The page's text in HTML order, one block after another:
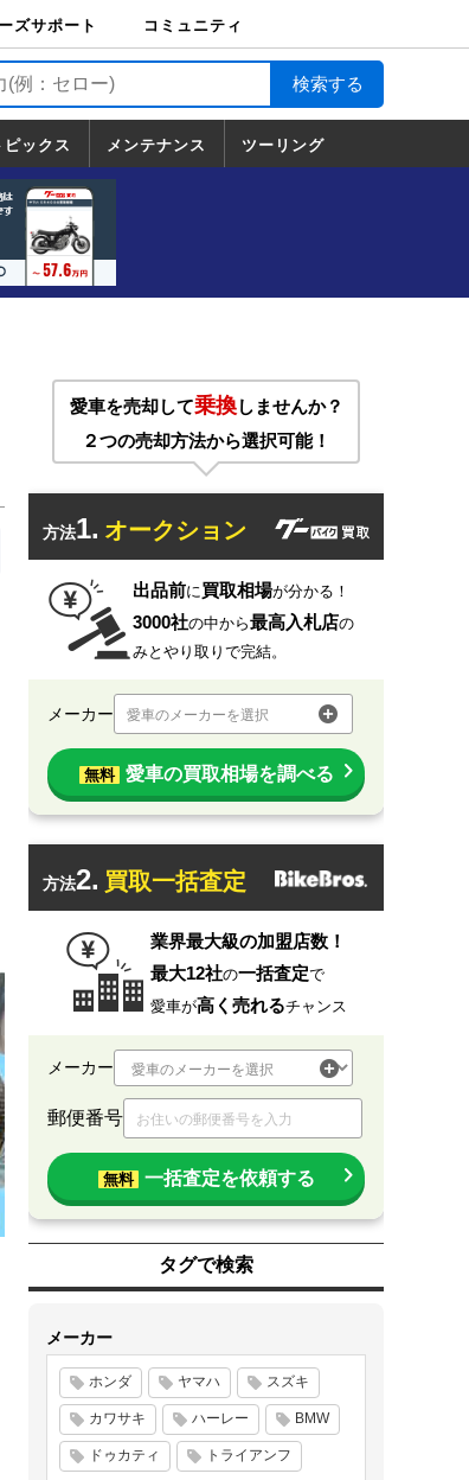
ズサポート
ズサポート
送
レージライ
両保険
ービス
乗
コミュニティ
ピックス
ピックス
ンダ
マハ
ズキ
ワサキ
ーレーダ
ッドソン
ゥカティ
ライアン
メンテナンス ツーリング
愛車を売却して乗換しませんか？
２つの売却方法から選択可能！
方法1. オークション
出品前に買取相場が分かる！
3000社の中から最高入札店の
みとやり取りで完結。
メーカー 愛車のメーカーを選択
無料 愛車の買取相場を調べる
方法2. 買取一括査定
業界最大級の加盟店数！
最大12社の一括査定で
愛車が高く売れるチャンス
メーカー
郵便番号
無料 一括査定を依頼する
タグで検索
メーカー
ホンダ ヤマハ スズキ
カワサキ ハーレー BMW
ドゥカティ トライアンフ